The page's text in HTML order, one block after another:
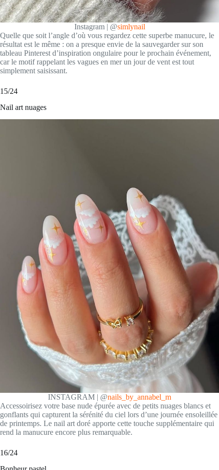
Instagram | @simlynail
Quelle que soit l’angle d’où vous regardez cette superbe manucure, le
résultat est le même : on a presque envie de la sauvegarder sur son
tableau Pinterest d’inspiration ongulaire pour le prochain événement,
car le motif rappelant les vagues en mer un jour de vent est tout
simplement saisissant.
15/24
Nail art nuages
INSTAGRAM | @nails_by_annabel_m
Accessoirisez votre base nude épurée avec de petits nuages blancs et
gonflants qui capturent la sérénité du ciel lors d’une journée ensoleillée
de printemps. Le nail art doré apporte cette touche supplémentaire qui
rend la manucure encore plus remarquable.
16/24